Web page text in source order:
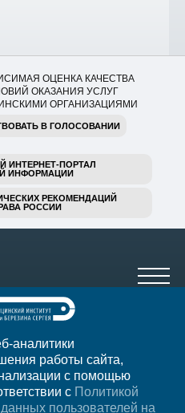
ОЦЕНКА КАЧЕСТВА
ОКАЗАНИЯ УСЛУГ
ОРГАНИЗАЦИЯМИ
В ГОЛОСОВАНИИ
ИНТЕРНЕТ-ПОРТАЛ
ИНФОРМАЦИИ
РЕКОМЕНДАЦИЙ
РОССИИ
200
7.00-23.00
аналитики
работы сайта,
с помощью
с Политикой
пользователей на